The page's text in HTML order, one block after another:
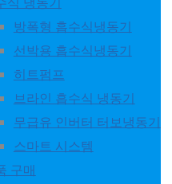
방폭형 흡수식냉동기
선박용 흡수식냉동기
히트펌프
브라인 흡수식 냉동기
무급유 인버터 터보냉동기
스마트 시스템
구매